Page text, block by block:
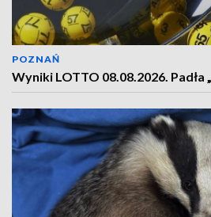
POZNAŃ
Wyniki LOTTO 08.08.2026. Padła